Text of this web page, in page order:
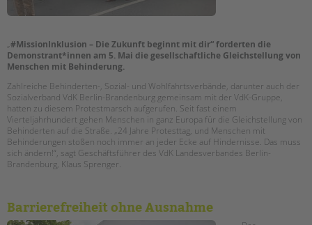
TANDEM BTL AKADEMIE
Seminarkalender
Seminarräume
STADTTEILARBEIT
PROFIL | LEITBILD
Bereiche im Überblick
Kinder- und Jugendschutz
Gesellschafter VdK
schoolcoach BTL
„#MissionInklusion – Die Zukunft beginnt mit dir“forderten die
Demonstrant*innen am 5. Mai die gesellschaftliche Gleichstellung von
Menschen mit Behinderung.
Zahlreiche Behinderten-, Sozial- und Wohlfahrtsverbände, darunter auch der
Sozialverband VdK Berlin-Brandenburg gemeinsam mit der VdK-Gruppe,
hatten zu diesem Protestmarsch aufgerufen. Seit fast einem
Vierteljahrhundert gehen Menschen in ganz Europa für die Gleichstellung von
Behinderten auf die Straße. „24 Jahre Protesttag, und Menschen mit
Behinderungen stoßen noch immer an jeder Ecke auf Hindernisse. Das muss
sich ändern!“, sagt Geschäftsführer des VdK Landesverbandes Berlin-
Brandenburg, Klaus Sprenger.
Barrierefreiheit ohne Ausnahme